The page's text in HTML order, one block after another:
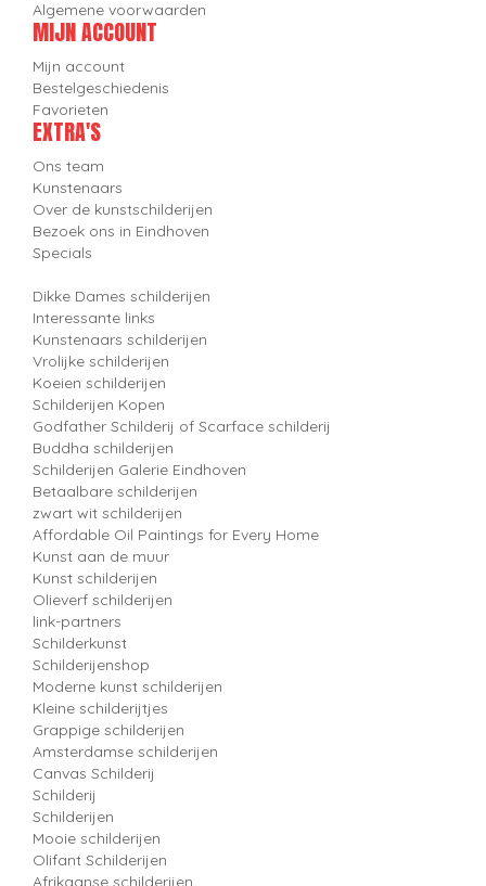
Algemene voorwaarden
MIJN ACCOUNT
Mijn account
Bestelgeschiedenis
Favorieten
EXTRA'S
Ons team
Kunstenaars
Over de kunstschilderijen
Bezoek ons in Eindhoven
Specials
Dikke Dames schilderijen
Interessante links
Kunstenaars schilderijen
Vrolijke schilderijen
Koeien schilderijen
Schilderijen Kopen
Godfather Schilderij of Scarface schilderij
Buddha schilderijen
Schilderijen Galerie Eindhoven
Betaalbare schilderijen
zwart wit schilderijen
Affordable Oil Paintings for Every Home
Kunst aan de muur
Kunst schilderijen
Olieverf schilderijen
link-partners
Schilderkunst
Schilderijenshop
Moderne kunst schilderijen
Kleine schilderijtjes
Grappige schilderijen
Amsterdamse schilderijen
Canvas Schilderij
Schilderij
Schilderijen
Mooie schilderijen
Olifant Schilderijen
Afrikaanse schilderijen